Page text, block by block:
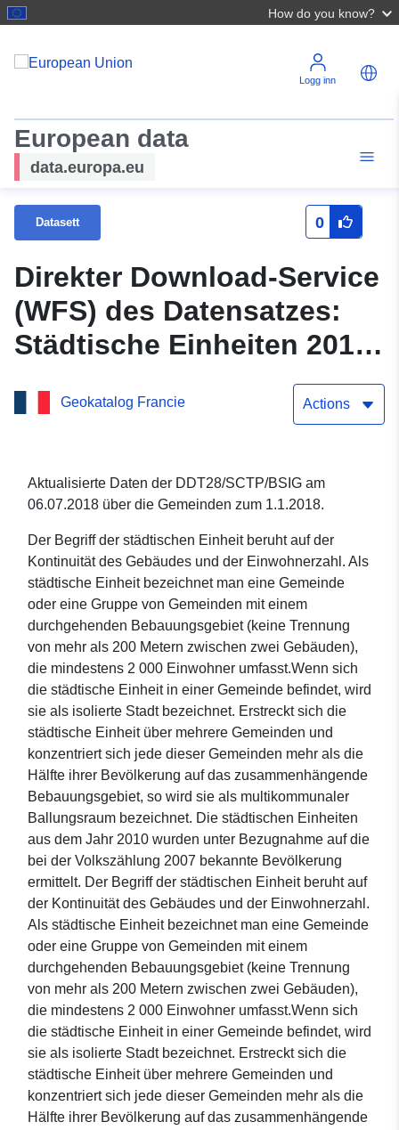
How do you know?
Logg inn
European data
data.europa.eu
Datasett 0
Direkter Download-Service
(WFS) des Datensatzes:
Städtische Einheiten 2010
laut INSEE, in Eure-et-Loir
(28), zu den Gemeinden
Geokatalog Francie Actions
Aktualisierte Daten der DDT28/SCTP/BSIG am
06.07.2018 über die Gemeinden zum 1.1.2018.
Der Begriff der städtischen Einheit beruht auf der
Kontinuität des Gebäudes und der Einwohnerzahl. Als
städtische Einheit bezeichnet man eine Gemeinde
oder eine Gruppe von Gemeinden mit einem
durchgehenden Bebauungsgebiet (keine Trennung
von mehr als 200 Metern zwischen zwei Gebäuden),
die mindestens 2 000 Einwohner umfasst.Wenn sich
die städtische Einheit in einer Gemeinde befindet, wird
sie als isolierte Stadt bezeichnet. Erstreckt sich die
städtische Einheit über mehrere Gemeinden und
konzentriert sich jede dieser Gemeinden mehr als die
Hälfte ihrer Bevölkerung auf das zusammenhängende
Bebauungsgebiet, so wird sie als multikommunaler
Ballungsraum bezeichnet. Die städtischen Einheiten
aus dem Jahr 2010 wurden unter Bezugnahme auf die
bei der Volkszählung 2007 bekannte Bevölkerung
ermittelt. Der Begriff der städtischen Einheit beruht auf
der Kontinuität des Gebäudes und der Einwohnerzahl.
Als städtische Einheit bezeichnet man eine Gemeinde
oder eine Gruppe von Gemeinden mit einem
durchgehenden Bebauungsgebiet (keine Trennung
von mehr als 200 Metern zwischen zwei Gebäuden),
die mindestens 2 000 Einwohner umfasst.Wenn sich
die städtische Einheit in einer Gemeinde befindet, wird
sie als isolierte Stadt bezeichnet. Erstreckt sich die
städtische Einheit über mehrere Gemeinden und
konzentriert sich jede dieser Gemeinden mehr als die
Hälfte ihrer Bevölkerung auf das zusammenhängende